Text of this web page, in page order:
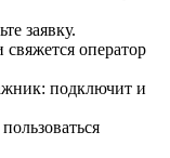
заявку.
оператор
подключит и